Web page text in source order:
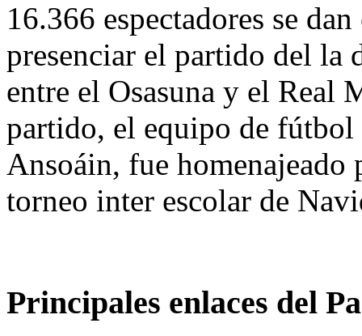
16.366 espectadores se
presenciar el partido del la
entre el Osasuna y el Real
partido, el equipo de
Ansoáin, fue homenajeado
torneo inter escolar de
Principales enlaces del